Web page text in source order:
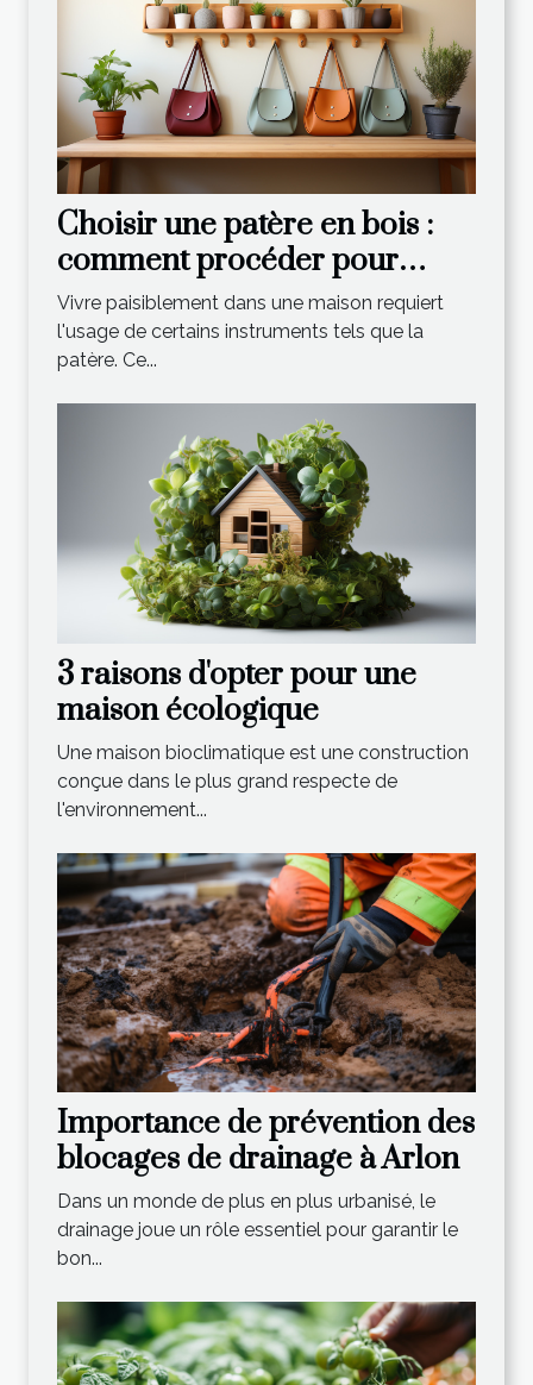
Choisir une patère en bois :
comment procéder pour
effectuer un choix optimal ?
Vivre paisiblement dans une maison requiert
l'usage de certains instruments tels que la
patère. Ce...
3 raisons d'opter pour une
maison écologique
Une maison bioclimatique est une construction
conçue dans le plus grand respecte de
l'environnement...
Importance de prévention des
blocages de drainage à Arlon
Dans un monde de plus en plus urbanisé, le
drainage joue un rôle essentiel pour garantir le
bon...